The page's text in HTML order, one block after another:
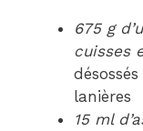
675 g
cuisses
lanières
15 ml